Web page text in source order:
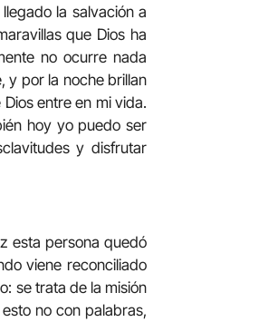
la salvación a
que Dios ha
no ocurre nada
y por la noche brillan
entre en mi vida.
hoy yo puedo ser
y disfrutar
esta persona quedó
viene reconciliado
se trata de la misión
no con palabras,